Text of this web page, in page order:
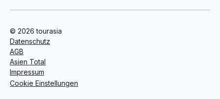
© 2026 tourasia
Datenschutz
AGB
Asien Total
Impressum
Cookie Einstellungen